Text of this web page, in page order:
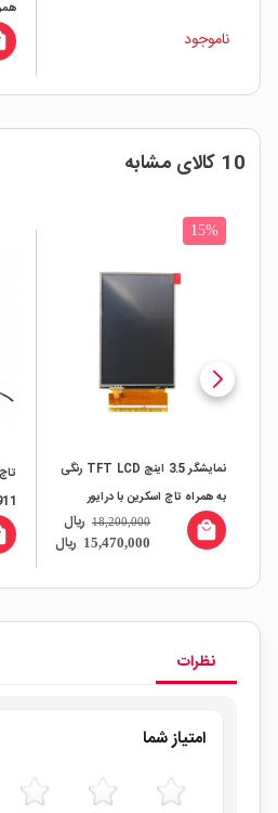
ناموجود
10 کالای مشابه
15%
نمایشگر 3.5 اینچ TFT LCD رنگی
به همراه تاچ اسکرین با درایور
ILI9488
15,470,000 ریال
18,200,000 ریال local_mall
نظرات
امتیاز شما